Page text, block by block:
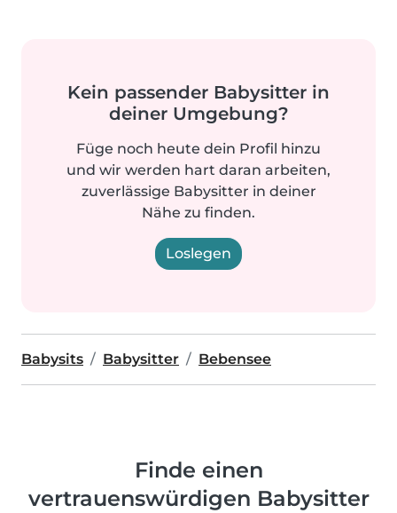
Kein passender Babysitter in
deiner Umgebung?
Füge noch heute dein Profil hinzu
und wir werden hart daran arbeiten,
zuverlässige Babysitter in deiner
Nähe zu finden.
Loslegen
Babysits Babysitter Bebensee
Finde einen
vertrauenswürdigen Babysitter